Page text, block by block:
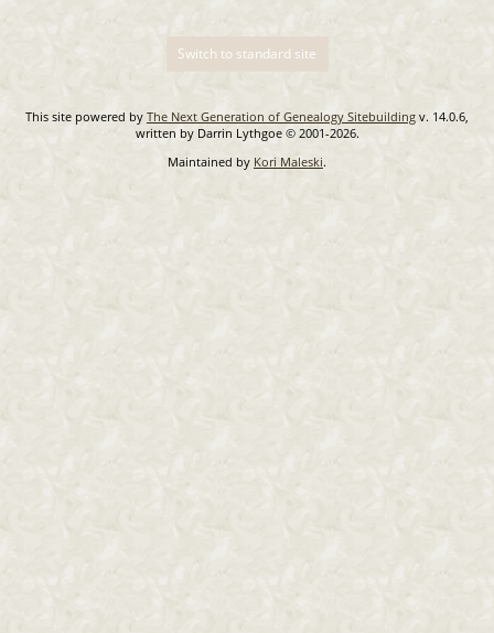
Switch to standard site
This site powered by The Next Generation of Genealogy Sitebuilding v. 14.0.6,
written by Darrin Lythgoe © 2001-2026.
Maintained by Kori Maleski.